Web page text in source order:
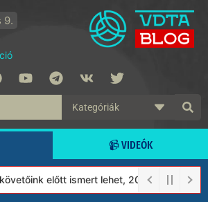
9.
📹 VIDEÓK
előtt ismert lehet, 2023-tól a